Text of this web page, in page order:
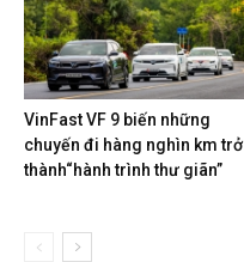
VinFast VF 9 biến những
chuyến đi hàng nghìn km trở
thành“hành trình thư giãn”